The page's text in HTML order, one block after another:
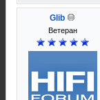
Glib
Ветеран